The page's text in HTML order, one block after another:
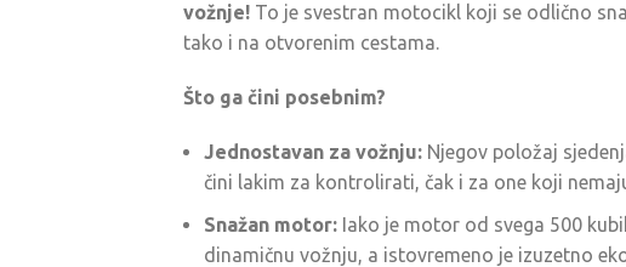
vožnje! To je svestran motocikl koji se odlično
tako i na otvorenim cestama.
Što ga čini posebnim?
Jednostavan za vožnju: Njegov položaj
čini lakim za kontrolirati, čak i za one koji
Snažan motor: Iako je motor od svega 500
dinamičnu vožnju, a istovremeno je izuzetno